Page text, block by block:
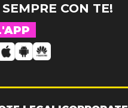
CON TE!